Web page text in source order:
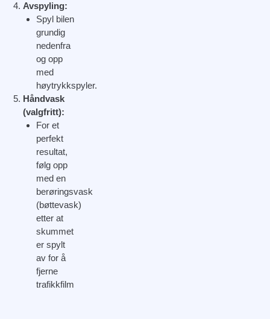
Avspyling:
Spyl bilen
grundig
nedenfra
og opp
med
høytrykkspyler.
Håndvask
(valgfritt):
For et
perfekt
resultat,
følg opp
med en
berøringsvask
(bøttevask)
etter at
skummet
er spylt
av for å
fjerne
trafikkfilm